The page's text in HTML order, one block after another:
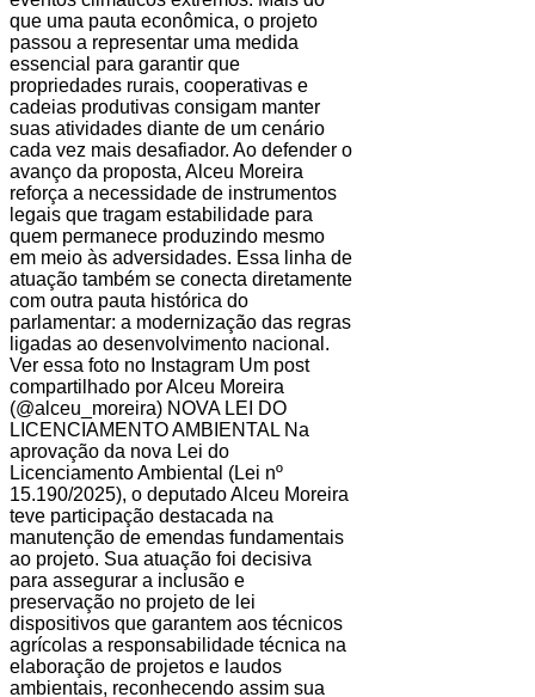
que uma pauta econômica, o projeto
passou a representar uma medida
essencial para garantir que
propriedades rurais, cooperativas e
cadeias produtivas consigam manter
suas atividades diante de um cenário
cada vez mais desafiador. Ao defender o
avanço da proposta, Alceu Moreira
reforça a necessidade de instrumentos
legais que tragam estabilidade para
quem permanece produzindo mesmo
em meio às adversidades. Essa linha de
atuação também se conecta diretamente
com outra pauta histórica do
parlamentar: a modernização das regras
ligadas ao desenvolvimento nacional.
Ver essa foto no Instagram Um post
compartilhado por Alceu Moreira
(@alceu_moreira) NOVA LEI DO
LICENCIAMENTO AMBIENTAL Na
aprovação da nova Lei do
Licenciamento Ambiental (Lei nº
15.190/2025), o deputado Alceu Moreira
teve participação destacada na
manutenção de emendas fundamentais
ao projeto. Sua atuação foi decisiva
para assegurar a inclusão e
preservação no projeto de lei
dispositivos que garantem aos técnicos
agrícolas a responsabilidade técnica na
elaboração de projetos e laudos
ambientais, reconhecendo assim sua